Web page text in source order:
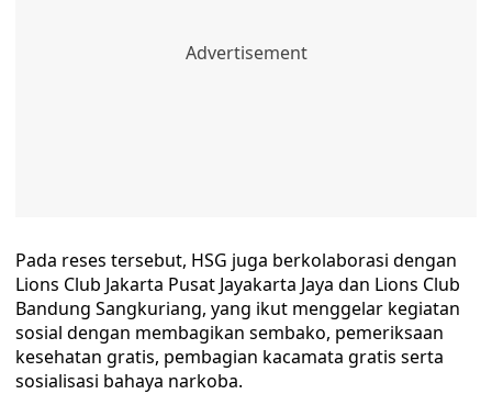
Pada reses tersebut, HSG juga berkolaborasi dengan
Lions Club Jakarta Pusat Jayakarta Jaya dan Lions Club
Bandung Sangkuriang, yang ikut menggelar kegiatan
sosial dengan membagikan sembako, pemeriksaan
kesehatan gratis, pembagian kacamata gratis serta
sosialisasi bahaya narkoba.